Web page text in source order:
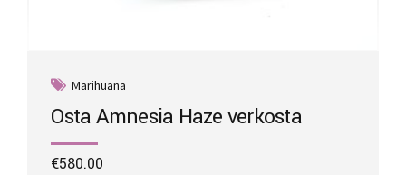
Marihuana
Osta Amnesia Haze verkosta
€580.00